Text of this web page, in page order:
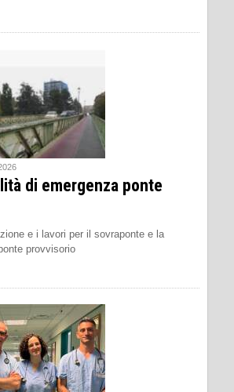
di emergenza ponte
e i lavori per il sovraponte e la
provvisorio